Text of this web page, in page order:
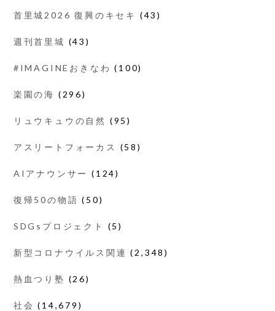
首里城2026 復興のキセキ (43)
週刊首里城 (43)
#IMAGINEおきなわ (100)
楽園の海 (296)
リュウキュウの自然 (95)
アスリートフォーカス (58)
AIアナウンサー (124)
復帰50の物語 (50)
SDGsプロジェクト (5)
新型コロナウイルス関連 (2,348)
熱血つり塾 (26)
社会 (14,679)